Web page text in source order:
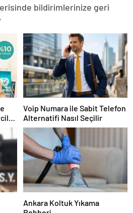
bildirimlerinize geri
Voip Numara ile Sabit Telefon
Alternatifi Nasıl Seçilir
Ankara Koltuk Yıkama